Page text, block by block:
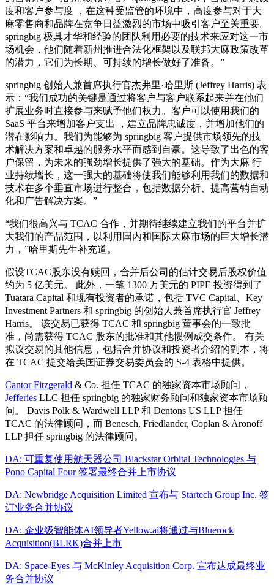
度和客户参与度 ，在这种受监管的环境中，高度参与对于大
麻零售商和品牌在竞争日益激烈的市场中吸引客户至关重要。
springbig 极具才华和经验的团队利用必要的技术来应对这一市
场机会，他们随着新州推进合法化框架以及联邦大麻政策改革
的潜力，它们为长期、可持续的增长做好了准备。”
springbig 创始人兼首席执行官杰弗里·哈里斯 (Jeffrey Harris) 表
示：“我们成功的关键是通过将客户与客户联系起来并在他们
扩展业务时直接参与来赋予他们权力。客户可以使用我们的
SaaS 平台来增加客户支出 ，建立品牌忠诚度，并增加他们的
潜在影响力。我们为能够为 springbig 客户提供市场领先的技
术解决方案和卓越的服务水平而感到自豪。这导致了出色的客
户保留，为未来的强劲增长提供了强大的基础。作为大麻 行
业持续增长，这一强大的基础将使我们能够利用我们的数据和
技术在多个垂直市场进行整合，包括数据分析、提高营销自动
化和广告解决方案。”
“我们很高兴与 TCAC 合作，并期待继续建立我们的平台并扩
大我们的产品范围，以利用国内和国际大麻市场的巨大增长潜
力，”哈里斯先生补充道。
假设TCAC股东没有赎回，合并后公司的估计交易后股权价值
约为 5 亿美元。 此外，一笔 1300 万美元的 PIPE 投资得到了
Tuatara Capital 和现有投资者的承诺，包括 TVC Capital、Key
Investment Partners 和 springbig 的创始人兼首席执行官 Jeffrey
Harris。 该交易已获得 TCAC 和 springbig 董事会的一致批
准，尚需获得 TCAC 股东的批准和其他惯例成交条件。 有关
拟议交易的其他信息，包括合并协议和投资者介绍的副本，将
在 TCAC 提交给美国证券交易委员会的 S-4 表格中提供。
Cantor Fitzgerald & Co. 担任 TCAC 的独家资本市场顾问，
Jefferies LLC 担任 springbig 的独家财务顾问和独家资本市场顾
问。 Davis Polk & Wardwell LLP 和 Dentons US LLP 担任
TCAC 的法律顾问，而 Benesch, Friedlander, Coplan & Aronoff
LLP 担任 springbig 的法律顾问。
DA: 可重复使用航天器公司 Blackstar Orbital Technologies 与
Pono Capital Four 签署最终合并上市协议
DA: Newbridge Acquisition Limited 宣布与 Startech Group Inc. 签
订业务合并协议
DA: 企业级智能体AI领导者Yellow.ai将通过与Bluerock
Acquisition(BLRK)合并上市
DA: Space-Eyes 与 McKinley Acquisition Corp. 宣布达成最终业
务合并协议